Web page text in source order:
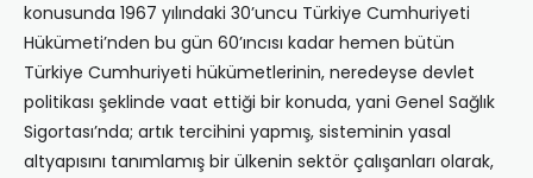
konusunda 1967 yılındaki 30’uncu Türkiye Cumhuriyeti
Hükümeti’nden bu gün 60’ıncısı kadar hemen bütün
Türkiye Cumhuriyeti hükümetlerinin, neredeyse devlet
politikası şeklinde vaat ettiği bir konuda, yani Genel Sağlık
Sigortası’nda; artık tercihini yapmış, sisteminin yasal
altyapısını tanımlamış bir ülkenin sektör çalışanları olarak,